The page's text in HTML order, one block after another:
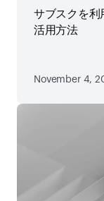
サブスクを利
活用方法
November 4,